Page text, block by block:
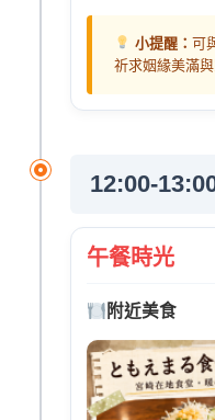
小提醒： 可
祈求姻緣美滿
12:00-
午餐時光
附近美食